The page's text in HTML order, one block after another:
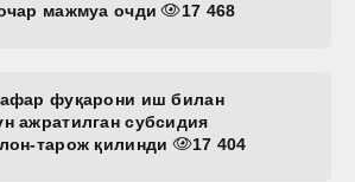
мажмуа очди
17 468
фуқарони иш билан
ажратилган субсидия
тарож қилинди
17 404